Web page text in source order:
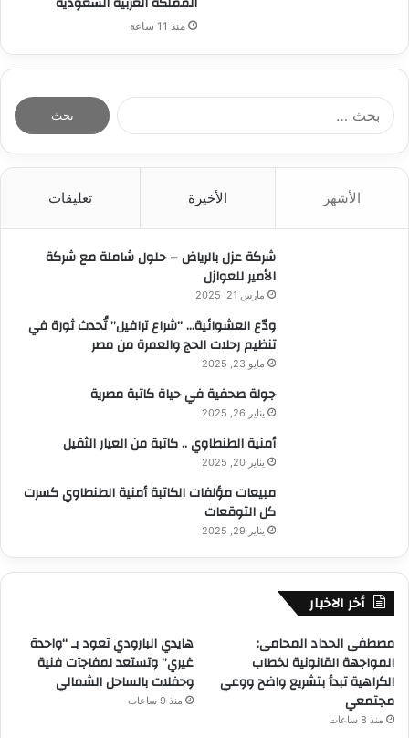
منذ 11 ساعة
الأشهر الأخيرة تعليقات
شركة عزل بالرياض – حلول شاملة مع شركة
الأمير للعوازل
مارس 21, 2025
ودّع العشوائية… “شراع ترافيل” تُحدث ثورة في
تنظيم رحلات الحج والعمرة من مصر
مايو 23, 2025
جولة صحفية في حياة كاتبة مصرية
يناير 26, 2025
أمنية الطنطاوي .. كاتبة من العيار الثقيل
يناير 20, 2025
مبيعات مؤلفات الكاتبة أمنية الطنطاوي كسرت
كل التوقعات
يناير 29, 2025
أخر الاخبار
مصطفى الحداد المحامى:
المواجهة القانونية لخطاب
الكراهية تبدأ بتشريع واضح ووعي
مجتمعي
منذ 8 ساعات
هايدي البارودي تعود بـ “واحدة
غيري” وتستعد لمفاجآت فنية
وحفلات بالساحل الشمالي
منذ 9 ساعات